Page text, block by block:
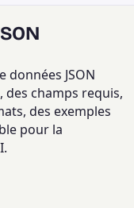
données JSON
des champs requis,
des exemples
pour la